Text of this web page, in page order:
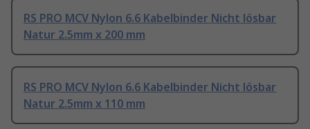
RS PRO MCV Nylon 6.6 Kabelbinder Nicht lösbar
Natur 2.5mm x 200 mm
RS PRO MCV Nylon 6.6 Kabelbinder Nicht lösbar
Natur 2.5mm x 110 mm